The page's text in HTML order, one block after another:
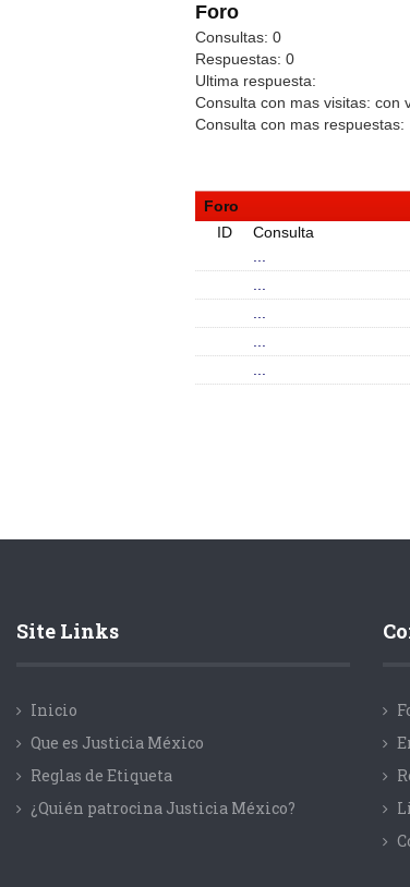
Foro
Consultas: 0
Respuestas: 0
Ultima respuesta:
Consulta con mas visitas: con
Consulta con mas respuestas:
Foro
ID
Consulta
Site Links
Inicio
Que es Justicia México
Reglas de Etiqueta
¿Quién patrocina Justicia México?